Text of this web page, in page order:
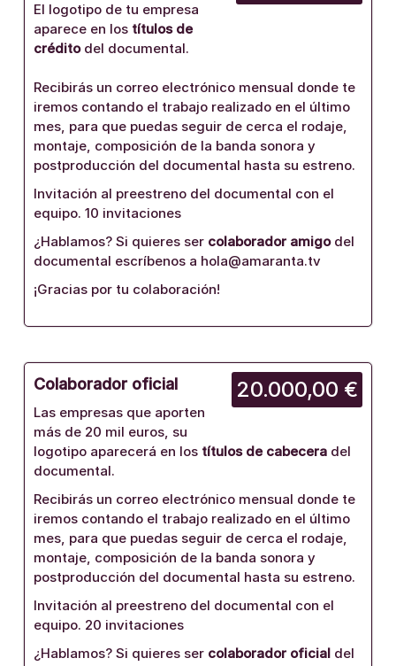
El logotipo de tu empresa
aparece en los títulos de
créditodel documental.
Recibirás un correo electrónico mensual donde te
iremos contando el trabajo realizado en el último
mes, para que puedas seguir de cerca el rodaje,
montaje, composición de la banda sonora y
postproducción del documental hasta su estreno.
Invitación al preestreno del documental con el
equipo. 10 invitaciones
¿Hablamos? Si quieres ser colaborador amigodel
documental escríbenos a hola@amaranta.tv
¡Gracias por tu colaboración!
20.000,00 €
Colaborador oficial
Las empresas que aporten
más de 20 mil euros, su
logotipo aparecerá en los títulos de cabecera del
documental.
Recibirás un correo electrónico mensual donde te
iremos contando el trabajo realizado en el último
mes, para que puedas seguir de cerca el rodaje,
montaje, composición de la banda sonora y
postproducción del documental hasta su estreno.
Invitación al preestreno del documental con el
equipo. 20 invitaciones
¿Hablamos? Si quieres ser colaborador oficial del